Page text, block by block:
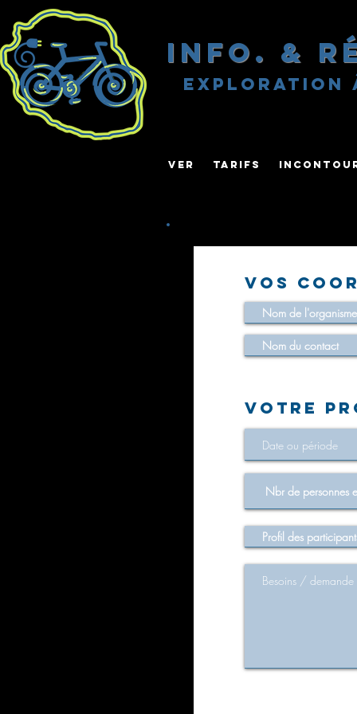
Info. &
exploration à
VER TARIFS
Vos
VOTRE